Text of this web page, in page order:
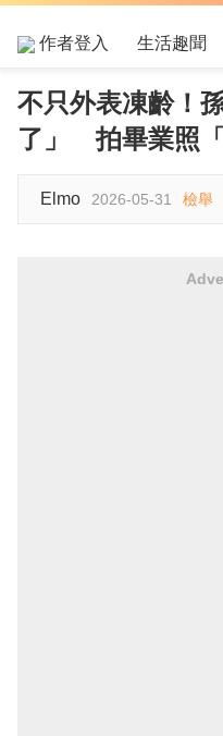
作者登入 生活趣聞
不只外表凍齡！
了」 拍畢業照
Elmo 2026-05-31 檢舉